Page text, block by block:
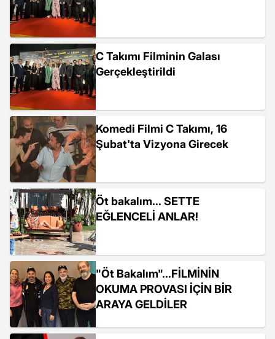
C Takımı Filminin Galası
Gerçekleştirildi
Komedi Filmi C Takımı, 16
Şubat'ta Vizyona Girecek
Öt bakalım... SETTE
EĞLENCELİ ANLAR!
"Öt Bakalım"...FİLMİNİN
OKUMA PROVASI İÇİN BİR
ARAYA GELDİLER